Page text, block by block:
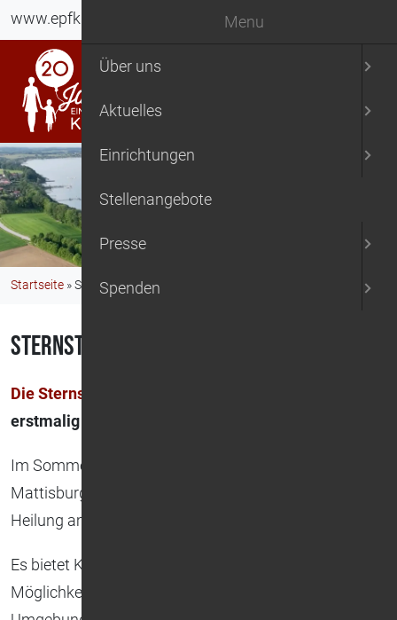
www.epfk.org - ein Platz für Kinder
Startseite »Sternstunden-Mattisburg am Chiemsee
Sternstunden-Mattisburg am Chiemsee
Die Sternstunden-Mattisburg am Chiemsee
erstmalig in eigener Trägerschaft
Im Sommer 2023 haben wir die Sternstunden-
Mattisburg eröffnet – Ein Ort der Hoffnung und
Heilung am malerischen Chiemsee.
Es bietet Kindern in schwierigen Lebenslagen die
Möglichkeit, in einer wunderschönen und geschützten
Menu
Über uns
Aktuelles
Einrichtungen
Stellenangebote
Presse
Spenden